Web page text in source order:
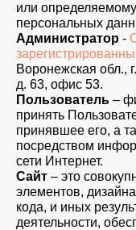
или
персональных
Администратор -
Воронежская обл.,
д. 63, офис 53.
Пользователь –
принять
принявшее его, а
посредством
сети Интернет.
Сайт – это
элементов,
кода, и иных
деятельности,